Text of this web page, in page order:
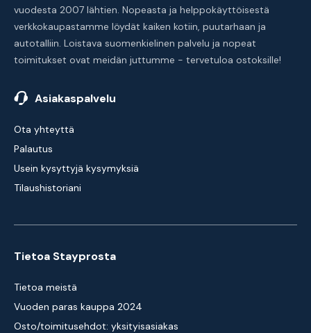
vuodesta 2007 lähtien. Nopeasta ja helppokäyttöisestä
verkkokaupastamme löydät kaiken kotiin, puutarhaan ja
autotalliin. Loistava suomenkielinen palvelu ja nopeat
toimitukset ovat meidän juttumme - tervetuloa ostoksille!
Asiakaspalvelu
Ota yhteyttä
Palautus
Usein kysyttyjä kysymyksiä
Tilaushistoriani
Tietoa Stayprosta
Tietoa meistä
Vuoden paras kauppa 2024
Osto/toimitusehdot: yksityisasiakas